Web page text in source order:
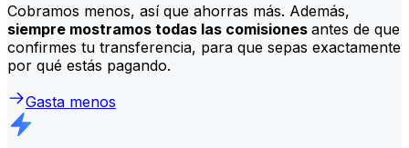
Cobramos menos, así que ahorras más. Además,
siempre mostramos todas las comisiones antes de que
confirmes tu transferencia, para que sepas exactamente
por qué estás pagando.
Gasta menos